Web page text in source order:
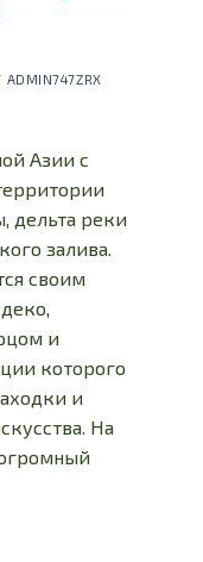
ADMIN747ZRX
Азии с
дельта реки
залива.
своим
и
которого
и
На